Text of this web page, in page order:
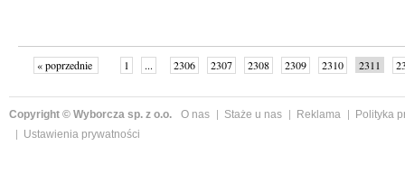
« poprzednie 1 ... 2306 2307 2308 2309 2310 2311
Copyright © Wyborcza sp. z o.o. O nas Staże u nas Reklama
Polityka
Ustawienia prywatności